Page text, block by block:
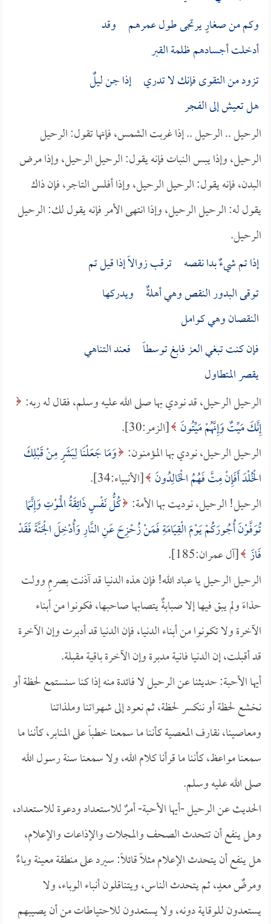
وكم من صغارٍ يرتجى طول عمرهـم وقد
أدخلت أجسادهم ظلمة القبر
تزود من التقوى فإنك لا تدري إذا جن ليلٌ
هل تعيش إلى الفجر
الرحيل .. الرحيل .. إذا غربت الشمس، فإنها تقول: الرحيل
الرحيل، وإذا يبس النبات فإنه يقول: الرحيل الرحيل، وإذا مرض
البدن، فإنه يقول: الرحيل الرحيل، وإذا أفلس التاجر، فإن ذاك
يقول له: الرحيل الرحيل، وإذا انتهى الأمر فإنه يقول لك: الرحيل
الرحيل.
إذا تم شيءٌ بدا نقصه ترقب زوالاً إذا قيل تم
توقى البدور النقص وهي أهلةٌ ويدركها
النقصان وهي كوامل
فإن كنت تبغي العز فابغ توسطاً فعند التناهي
يقصر المتطاول
الرحيل الرحيل، قد نودي بها صلى الله عليه وسلم، فقال له ربه:
إِنَّكَ مَيِّتٌ وَإِنَّهُمْ مَيِّتُونَ [الزمر:30].
الرحيل الرحيل، نودي بها المؤمنون: وَمَا جَعَلْنَا لِبَشَرٍ مِنْ قَبْلِكَ
الْخُلْدَ أَفَإِنْ مِتَّ فَهُمُ الْخَالِدُونَ [الأنبياء:34].
الرحيل! الرحيل، نوديت بها الأمة: كُلُّ نَفْسٍ ذَائِقَةُ الْمَوْتِ وَإِنَّمَا
تُوَفَّوْنَ أُجُورَكُمْ يَوْمَ الْقِيَامَةِ فَمَنْ زُحْزِحَ عَنِ النَّارِ وَأُدْخِلَ الْجَنَّةَ فَقَدْ
فَازَ [آل عمران:185].
الرحيل الرحيل يا عباد الله! فإن هذه الدنيا قد آذنت بصرمٍ وولت
حذاءَ ولم يبق فيها إلا صبابةٌ يتصابها صاحبها، فكونوا من أبناء
الآخرة ولا تكونوا من أبناء الدنيا، فإن الدنيا قد أدبرت وإن الآخرة
قد أقبلت، إن الدنيا فانية مدبرة وإن الآخرة باقية مقبلة.
أيها الأحبة: حديثنا عن الرحيل لا فائدة منه إذا كنا سنستمع لحظة أو
نخشع لحظة أو ننكسر لحظة، ثم نعود إلى شهواتنا وملذاتنا
ومعاصينا، نقارف المعصية كأننا ما سمعنا خطباً على المنابر، كأننا ما
سمعنا مواعظ، كأننا ما قرأنا كلام الله، ولا سمعنا سنة رسول الله
صلى الله عليه وسلم.
الحديث عن الرحيل -أيها الأحبة- أمرٌ للاستعداد ودعوة للاستعداد،
وهل ينفع أن تتحدث الصحف والمجلات والإذاعات والإعلام،
هل ينفع أن يتحدث الإعلام مثلاً قائلاً: سيرد على منطقة معينة وباءٌ
ومرضٌ معدٍ، ثم يتحدث الناس، ويتناقلون أنباء الوباء، ولا
يستعدون للوقاية دونه، ولا يستعدون للاحتياطات من أن يصيبهم